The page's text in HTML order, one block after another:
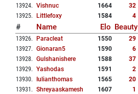
13924. Vishnuc 1664 32
13925. Littlefoxy 1584 4
# Name Elo Beauty
13926. Paracleat 1550 29
13927. Gionaran5 1590 6
13928. Gulshanishere 1588 37
13929. Yashodas 1591 2
13930. Iulianthomas 1565 20
13931 . Shreyaaskamesh 1607 1